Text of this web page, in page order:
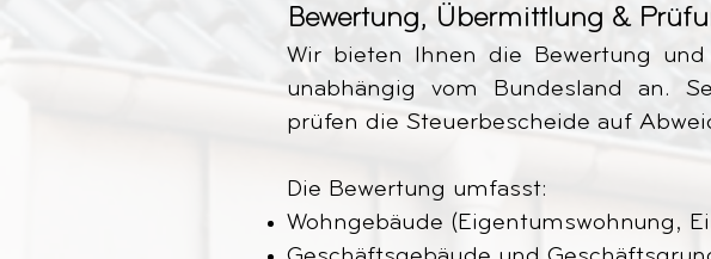
Bewertung, Übermittlung &
Wir bieten Ihnen die Bewertung
unabhängig vom Bundesland an.
prüfen die Steuerbescheide auf
Die Bewertung umfasst:
Wohngebäude (Eigentumswohnung,